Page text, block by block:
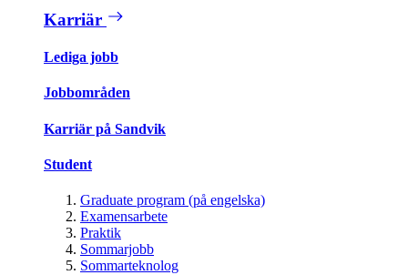
Karriär
Lediga jobb
Jobbområden
Karriär på Sandvik
Student
Graduate program (på engelska)
Examensarbete
Praktik
Sommarjobb
Sommarteknolog